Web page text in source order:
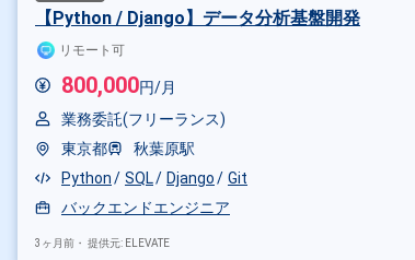
【Python / Django】データ分析基盤開発
リモート可
800,000円/月
業務委託(フリーランス)
東京都
秋葉原駅
Python
SQL Django
Git
バックエンドエンジニア
3ヶ月前・ 提供元: ELEVATE